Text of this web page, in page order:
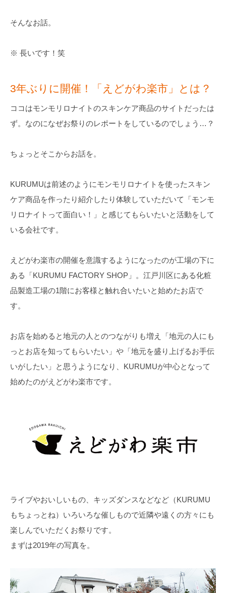
そんなお話。
※ 長いです！笑
3年ぶりに開催！「えどがわ楽市」とは？
ココはモンモリロナイトのスキンケア商品のサイトだったは
ず。なのになぜお祭りのレポートをしているのでしょう…？
ちょっとそこからお話を。
KURUMUは前述のようにモンモリロナイトを使ったスキン
ケア商品を作ったり紹介したり体験していただいて「モンモ
リロナイトって面白い！」と感じてもらいたいと活動をして
いる会社です。
えどがわ楽市の開催を意識するようになったのが工場の下に
ある「KURUMU FACTORY SHOP」。江戸川区にある化粧
品製造工場の1階にお客様と触れ合いたいと始めたお店で
す。
お店を始めると地元の人とのつながりも増え「地元の人にも
っとお店を知ってもらいたい」や「地元を盛り上げるお手伝
いがしたい」と思うようになり、KURUMUが中心となって
始めたのがえどがわ楽市です。
ライブやおいしいもの、キッズダンスなどなど（KURUMU
もちょっとね）いろいろな催しもので近隣や遠くの方々にも
楽しんでいただくお祭りです。
まずは2019年の写真を。